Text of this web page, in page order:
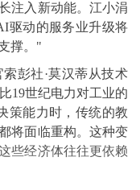
注入新动能。江小涓
驱动的服务业升级将
撑。"
彭社·莫汉蒂从技术
19世纪电力对工业的
策能力时，传统的教
将面临重构。这种变
些经济体往往更依赖